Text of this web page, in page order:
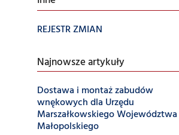
REJESTR ZMIAN
Najnowsze artykuły
Dostawa i montaż zabudów
wnękowych dla Urzędu
Marszałkowskiego Województwa
Małopolskiego